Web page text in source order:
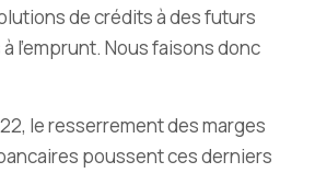
de crédits à des futurs
l’emprunt. Nous faisons donc
le resserrement des marges
poussent ces derniers